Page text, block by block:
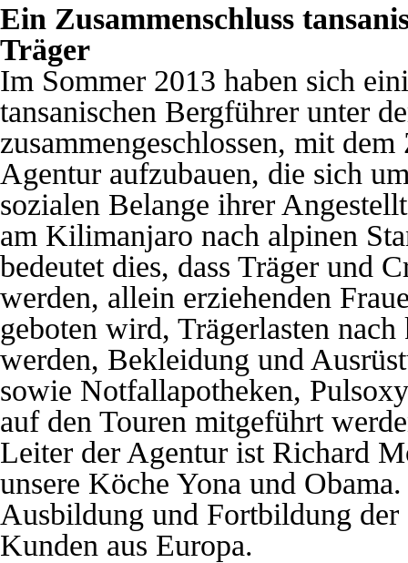
Ein Zusammenschluss
Träger
Im Sommer 2013 haben sich
tansanischen Bergführer unter
zusammengeschlossen, mit
Agentur aufzubauen, die sich
sozialen Belange ihrer
am Kilimanjaro nach alpinen
bedeutet dies, dass Träger und
werden, allein erziehenden
geboten wird, Trägerlasten
werden, Bekleidung und
sowie Notfallapotheken,
auf den Touren mitgeführt
Leiter der Agentur ist Richard
unsere Köche Yona und
Ausbildung und Fortbildung
Kunden aus Europa.